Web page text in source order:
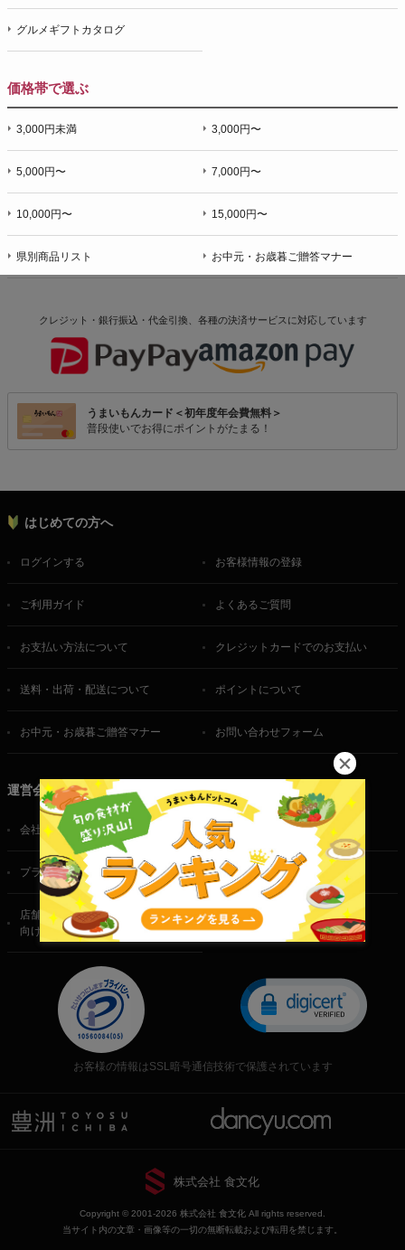
グルメギフトカタログ
価格帯で選ぶ
3,000円未満 3,000円〜
5,000円〜 7,000円〜
10,000円〜 15,000円〜
県別商品リスト お中元・お歳暮ご贈答マナー
クレジット・銀行振込・代金引換、各種の決済サービスに対応しています
うまいもんカード＜初年度年会費無料＞
普段使いでお得にポイントがたまる！
はじめての方へ
ログインする お客様情報の登録
ご利用ガイド よくあるご質問
お支払い方法について クレジットカードでのお支払い
送料・出荷・配送について ポイントについて
お中元・お歳暮ご贈答マナー お問い合わせフォーム
運営会社
会社概要 ご利用規約
プライバシーポリシー 特定商取引法に基づく表記
店舗・法人・生産者様
向けのお問い合わせ
お客様の情報はSSL暗号通信技術で保護されています
株式会社 食文化
Copyright © 2001-2026 株式会社 食文化 All rights reserved.
当サイト内の文章・画像等の一切の無断転載および転用を禁じます。